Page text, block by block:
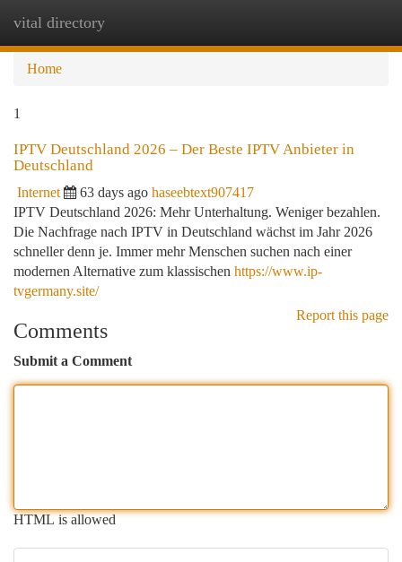
vital directory
Home
1
IPTV Deutschland 2026 – Der Beste IPTV Anbieter in
Deutschland
Internet 63 days ago haseebtext907417
IPTV Deutschland 2026: Mehr Unterhaltung. Weniger bezahlen.
Die Nachfrage nach IPTV in Deutschland wächst im Jahr 2026
schneller denn je. Immer mehr Menschen suchen nach einer
modernen Alternative zum klassischen https://www.ip-
tvgermany.site/
Report this page
Comments
Submit a Comment
HTML is allowed